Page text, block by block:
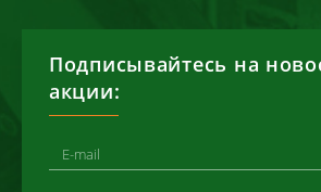
Подписывайтесь на
акции: